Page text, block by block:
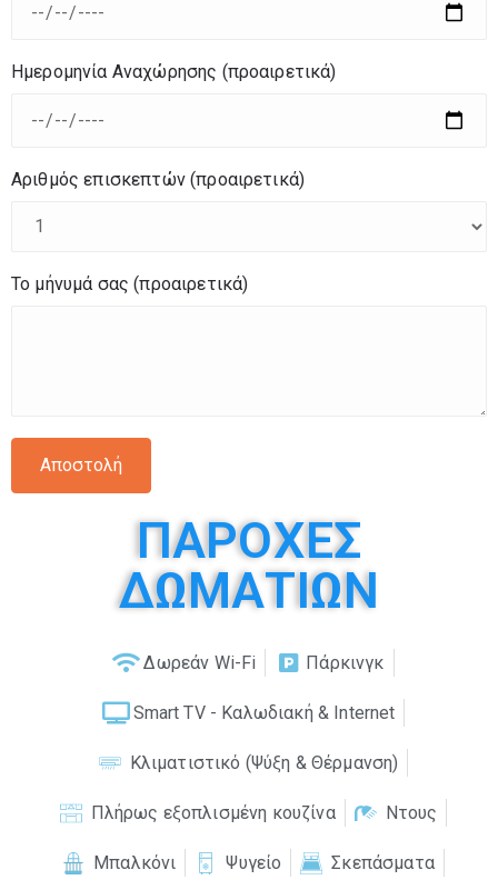
Ημερομηνία Αναχώρησης (προαιρετικά)
Αριθμός επισκεπτών (προαιρετικά)
Το μήνυμά σας (προαιρετικά)
ΠΑΡΟΧΕΣ
ΔΩΜΑΤΙΩΝ
Δωρεάν Wi-Fi Πάρκινγκ
Smart TV - Καλωδιακή & Internet
Κλιματιστικό (Ψύξη & Θέρμανση)
Πλήρως εξοπλισμένη κουζίνα Ντους
Μπαλκόνι Ψυγείο Σκεπάσματα